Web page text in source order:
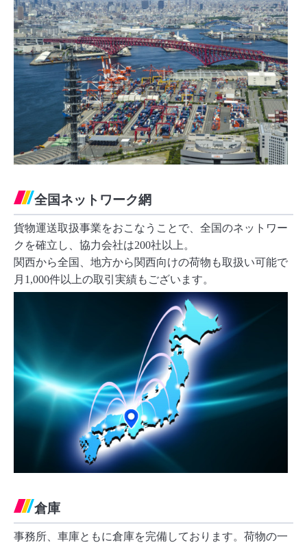
全国ネットワーク網
貨物運送取扱事業をおこなうことで、全国のネットワー
クを確立し、協力会社は200社以上。
関西から全国、地方から関西向けの荷物も取扱い可能で
月1,000件以上の取引実績もございます。
倉庫
事務所、車庫ともに倉庫を完備しております。荷物の一